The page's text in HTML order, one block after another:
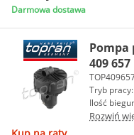
Darmowa dostawa
Pompa
409 657
Tryb pracy:
Ilość
Rozwiń